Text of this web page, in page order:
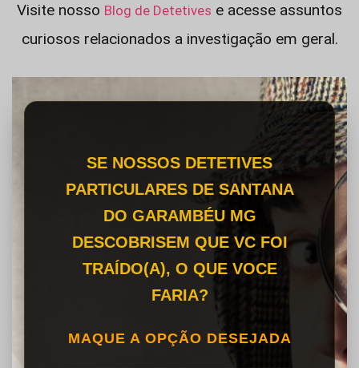
Visite nosso Blog de Detetives e acesse assuntos
curiosos relacionados a investigação em geral.
SE NOSSOS DETETIVES
PARTICULARES DE SANTANA
DO GARAMBÉU MG
DESCOBRISEM QUE VC FOI
TRAÍDO(A), O QUE VOCE
FARIA?
MAQUE A OPÇÃO DESEJADA